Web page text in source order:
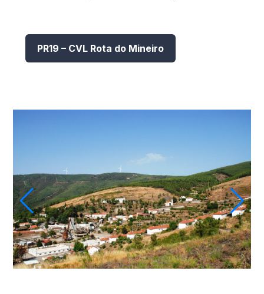
Onde comer
PR19 – CVL Rota do Mineiro